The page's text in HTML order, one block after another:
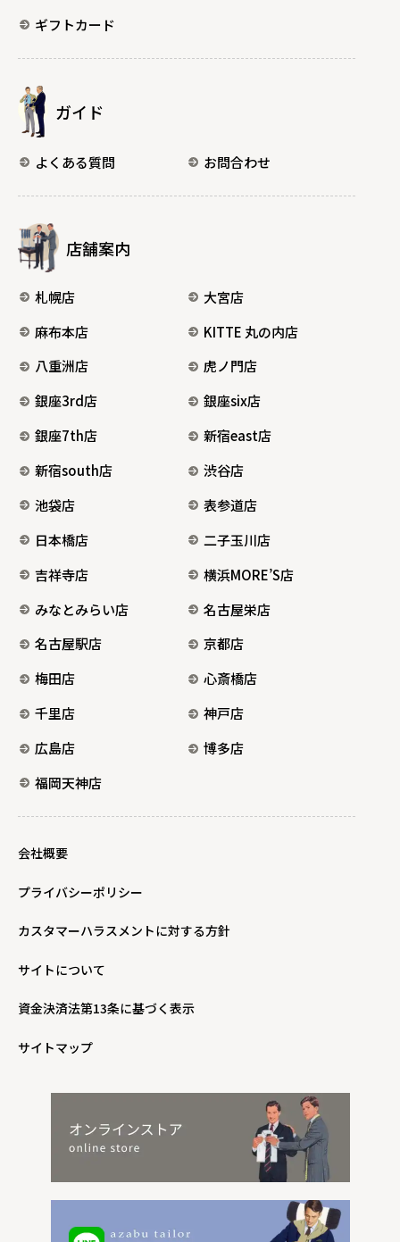
ギフトカード
ガイド
よくある質問 お問合わせ
店舗案内
札幌店
大宮店
麻布本店
KITTE 丸の内店
八重洲店
虎ノ門店
銀座3rd店
銀座six店
銀座7th店
新宿east店
新宿south店
渋谷店
池袋店
表参道店
日本橋店
二子玉川店
吉祥寺店
横浜MORE’S店
みなとみらい店
名古屋栄店
名古屋駅店
京都店
梅田店
心斎橋店
千里店
神戸店
広島店
博多店
福岡天神店
会社概要
プライバシーポリシー
カスタマーハラスメントに対する方針
サイトについて
資金決済法第13条に基づく表示
サイトマップ